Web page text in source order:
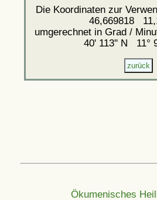
Die Koordinaten zur
46,669818
umgerechnet in Grad /
40' 113'' N 11°
Ökumenisches